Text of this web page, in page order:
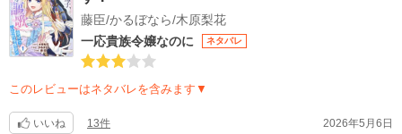
藤臣/かるぼなら/木原梨花
一応貴族令嬢なのに
ネタバレ
このレビューはネタバレを含みます▼
いいね 13件 2026年5月6日